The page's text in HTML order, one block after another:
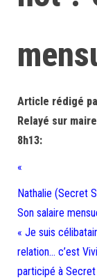
Article rédigé
Relayé sur
8h13:
«
Nathalie (Secret
Son salaire
« Je suis
relation… c’est
participé à Secret